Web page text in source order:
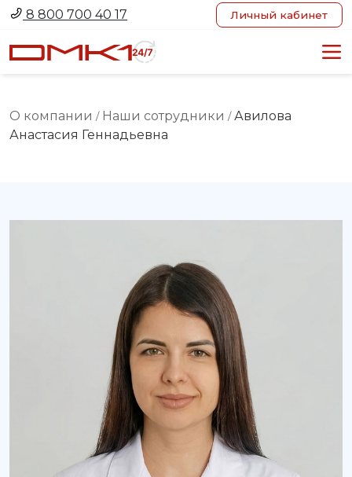
8 800 700 40 17 Личный кабинет
О компании / Наши сотрудники / Авилова
Анастасия Геннадьевна